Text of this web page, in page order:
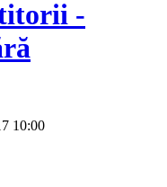
-
10:00